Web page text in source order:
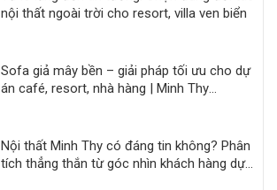
nội thất ngoài trời cho resort, villa ven biển
Sofa giả mây bền – giải pháp tối ưu cho dự
án café, resort, nhà hàng | Minh Thy
Nội thất Minh Thy có đáng tin không? Phân
tích thẳng thắn từ góc nhìn khách hàng dự